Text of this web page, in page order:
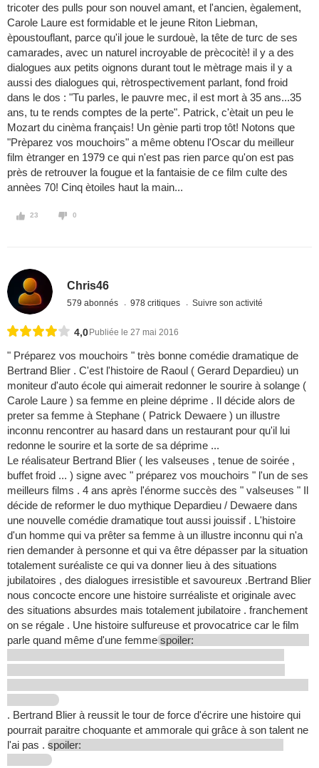
tricoter des pulls pour son nouvel amant, et l'ancien, ègalement,
Carole Laure est formidable et le jeune Riton Liebman,
èpoustouflant, parce qu'il joue le surdouè, la tête de turc de ses
camarades, avec un naturel incroyable de prècocitè! il y a des
dialogues aux petits oignons durant tout le mètrage mais il y a
aussi des dialogues qui, rètrospectivement parlant, fond froid
dans le dos : "Tu parles, le pauvre mec, il est mort à 35 ans...35
ans, tu te rends comptes de la perte". Patrick, c'ètait un peu le
Mozart du cinèma français! Un gènie parti trop tôt! Notons que
"Prèparez vos mouchoirs" a même obtenu l'Oscar du meilleur
film ètranger en 1979 ce qui n'est pas rien parce qu'on est pas
près de retrouver la fougue et la fantaisie de ce film culte des
annèes 70! Cinq ètoiles haut la main...
23 0
Chris46
579 abonnés 978 critiques Suivre son activité
4,0 Publiée le 27 mai 2016
" Préparez vos mouchoirs " très bonne comédie dramatique de
Bertrand Blier . C'est l'histoire de Raoul ( Gerard Depardieu) un
moniteur d'auto école qui aimerait redonner le sourire à solange (
Carole Laure ) sa femme en pleine déprime . Il décide alors de
preter sa femme à Stephane ( Patrick Dewaere ) un illustre
inconnu rencontrer au hasard dans un restaurant pour qu'il lui
redonne le sourire et la sorte de sa déprime ...
Le réalisateur Bertrand Blier ( les valseuses , tenue de soirée ,
buffet froid ... ) signe avec " préparez vos mouchoirs " l'un de ses
meilleurs films . 4 ans après l'énorme succès des " valseuses " Il
décide de reformer le duo mythique Depardieu / Dewaere dans
une nouvelle comédie dramatique tout aussi jouissif . L'histoire
d'un homme qui va prêter sa femme à un illustre inconnu qui n'a
rien demander à personne et qui va être dépasser par la situation
totalement suréaliste ce qui va donner lieu à des situations
jubilatoires , des dialogues irresistible et savoureux .Bertrand Blier
nous concocte encore une histoire surréaliste et originale avec
des situations absurdes mais totalement jubilatoire . franchement
on se régale . Une histoire sulfureuse et provocatrice car le film
parle quand même d'une femme spoiler:
. Bertrand Blier à reussit le tour de force d'écrire une histoire qui
pourrait paraitre choquante et ammorale qui grâce à son talent ne
l'ai pas . spoiler: